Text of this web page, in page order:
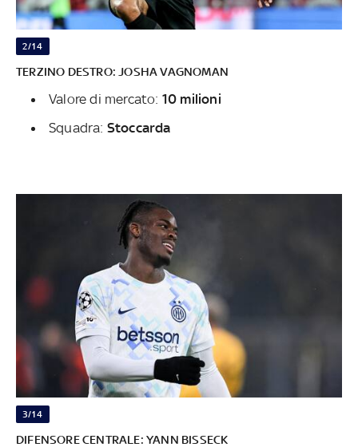
2/14
TERZINO DESTRO: JOSHA VAGNOMAN
Valore di mercato: 10 milioni
Squadra: Stoccarda
3/14
DIFENSORE CENTRALE: YANN BISSECK